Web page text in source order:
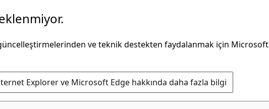
ve teknik destekten faydalanmak için Microsoft
Explorer ve Microsoft Edge hakkında daha fazla bilgi